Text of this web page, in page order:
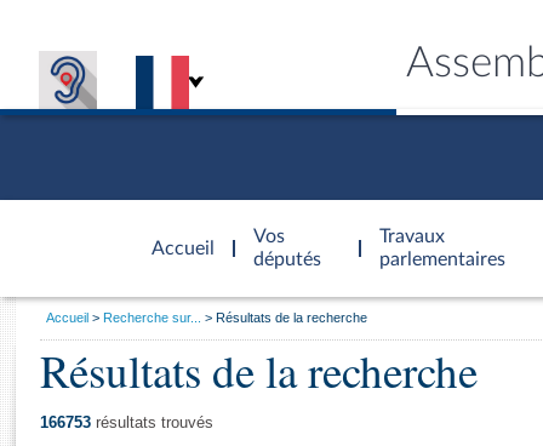
Accueil
d'accueil
Vos
députés
Travaux
parlementaires
Général
Vous
Accueil Recherche sur... Résultats de la recherche
Résultats de la recherche
166753 résultats trouvés